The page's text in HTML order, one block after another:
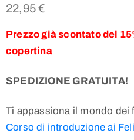
22,95€
Prezzo già scontato del
copertina
SPEDIZIONE GRATUITA!
Ti appassiona il mondo dei
Corso di introduzione ai